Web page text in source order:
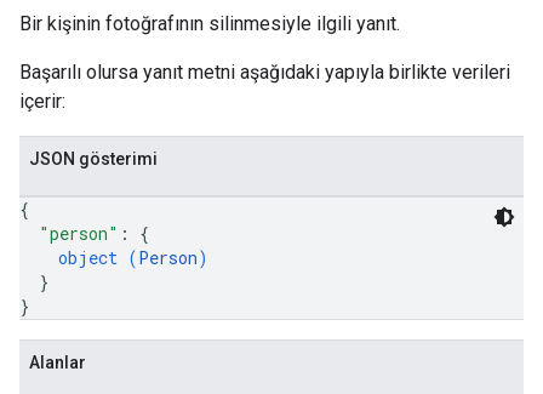
Bir kişinin fotoğrafının silinmesiyle ilgili yanıt.
Başarılı olursa yanıt metni aşağıdaki yapıyla birlikte verileri
içerir:
JSON gösterimi
{
"person" : {
object (Person)
}
}
Alanlar